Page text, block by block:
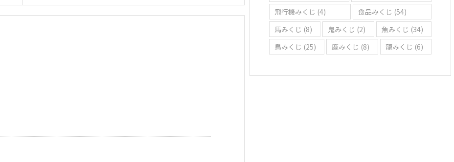
飛行機みくじ (4) 食品みくじ (54)
馬みくじ (8) 鬼みくじ (2) 魚みくじ (34)
鳥みくじ (25) 鹿みくじ (8) 龍みくじ (6)